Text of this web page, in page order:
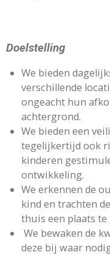
Doelstelling
We bieden
verschillende
ongeacht hun
achtergrond.
We bieden een
tegelijkertijd ook
kinderen
ontwikkeling.
We erkennen de
kind en trachten
thuis een plaats
We bewaken de
deze bij waar